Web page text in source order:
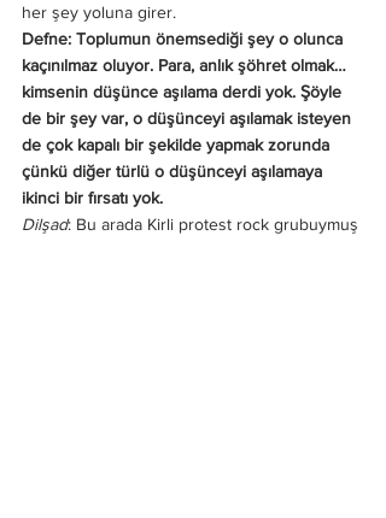
her şey yoluna girer.
Defne: Toplumun önemsediği şey o olunca
kaçınılmaz oluyor. Para, anlık şöhret olmak…
kimsenin düşünce aşılama derdi yok. Şöyle
de bir şey var, o düşünceyi aşılamak isteyen
de çok kapalı bir şekilde yapmak zorunda
çünkü diğer türlü o düşünceyi aşılamaya
ikinci bir fırsatı yok.
Dilşad: Bu arada Kirli protest rock grubuymuş